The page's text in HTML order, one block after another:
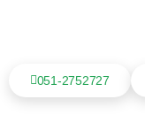
051-2752727